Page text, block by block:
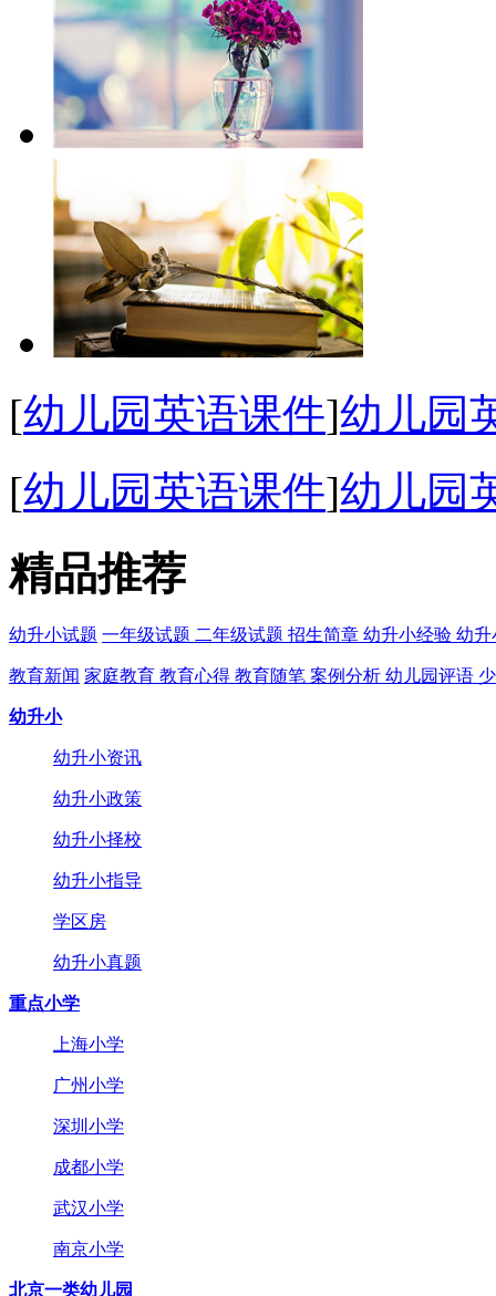
[幼儿园英语课件]幼儿园
[幼儿园英语课件]幼儿园
精品推荐
幼升小试题 一年级试题 二年级试题 招生简章 幼升小经验 幼升
教育新闻 家庭教育 教育心得 教育随笔 案例分析 幼儿园评语
幼升小
幼升小资讯
幼升小政策
幼升小择校
幼升小指导
学区房
幼升小真题
重点小学
上海小学
广州小学
深圳小学
成都小学
武汉小学
南京小学
北京一类幼儿园